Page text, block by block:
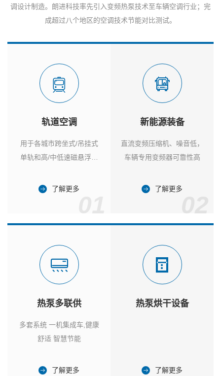
调设计制造。朗进科技率先引入变频热泵技术至车辆空调行业；完
成超过八个地区的空调技术节能对比测试。
轨道空调
用于各城市跨坐式/吊挂式
单轨和高/中低速磁悬浮列
了解更多
新能源装备
直流变频压缩机、噪音低，
车辆专用变频器可靠性高
了解更多
热泵多联供
多套系统 一机集成车,健康
舒适 智慧节能
了解更多
热泵烘干设备
了解更多